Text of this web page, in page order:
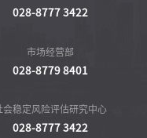
028-8777 3422
市场经营部
028-8779 8401
会稳定风险评估研究中心
028-8777 3422